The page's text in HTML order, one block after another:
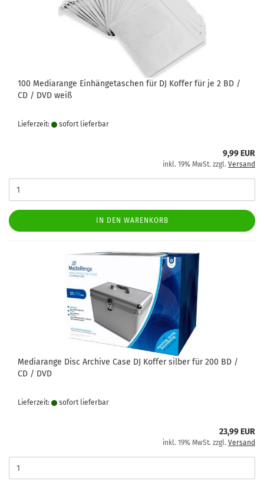
100 Mediarange Einhängetaschen für DJ Koffer für je 2 BD /
CD / DVD weiß
Lieferzeit: sofort lie­fer­bar
9,99 EUR
inkl. 19% MwSt. zzgl. Versand
IN DEN WARENKORB
Mediarange Disc Archive Case DJ Koffer silber für 200 BD /
CD / DVD
Lieferzeit: sofort lie­fer­bar
23,99 EUR
inkl. 19% MwSt. zzgl. Versand